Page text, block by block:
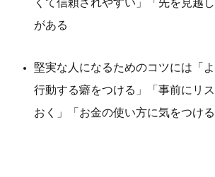
くて信頼されやすい」「先を見越
がある
堅実な人になるためのコツには「
行動する癖をつける」「事前にリ
おく」「お金の使い方に気をつけ